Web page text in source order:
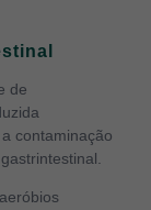
de
contaminação